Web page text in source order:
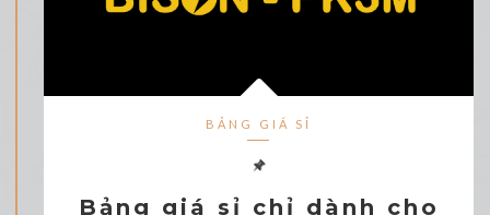
BẢNG GIÁ SỈ
Bảng giá sỉ chỉ dành cho